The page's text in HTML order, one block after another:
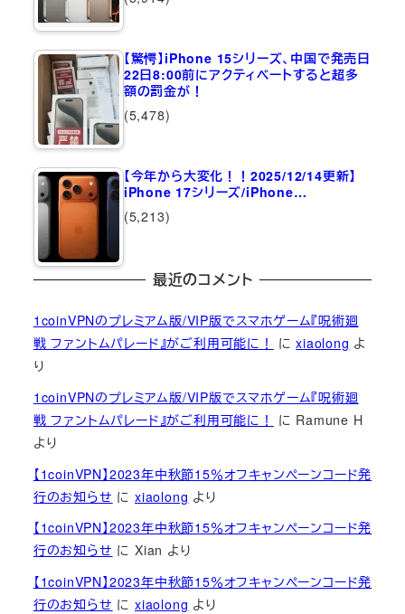
【驚愕】iPhone 15シリーズ、中国で発売日
22日8:00前にアクティベートすると超多
額の罰金が！
(5,478)
【今年から大変化！！2025/12/14更新】
iPhone 17シリーズ/iPhone…
(5,213)
最近のコメント
1coinVPNのプレミアム版/VIP版でスマホゲーム『呪術廻
戦 ファントムパレード』がご利用可能に！
にxiaolong よ
り
1coinVPNのプレミアム版/VIP版でスマホゲーム『呪術廻
戦 ファントムパレード』がご利用可能に！
に Ramune H
より
【1coinVPN】2023年中秋節15％オフキャンペーンコード発
行のお知らせ にxiaolong より
【1coinVPN】2023年中秋節15％オフキャンペーンコード発
行のお知らせ にXian より
【1coinVPN】2023年中秋節15％オフキャンペーンコード発
行のお知らせ にxiaolong より